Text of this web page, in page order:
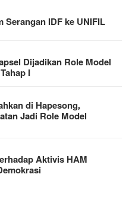
IDF ke UNIFIL
Dijadikan Role Model
I
di Hapesong,
Jadi Role Model
Aktivis HAM